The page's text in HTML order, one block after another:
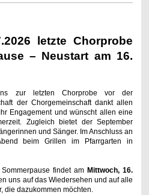
letzte Chorprobe
– Neustart am 16.
zur letzten Chorprobe vor der
der Chorgemeinschaft dankt allen
Engagement und wünscht allen eine
Zugleich bietet der September
und Sänger. Im Anschluss an
beim Grillen im Pfarrgarten in
findet am Mittwoch, 16.
uns auf das Wiedersehen und auf alle
die dazukommen möchten.